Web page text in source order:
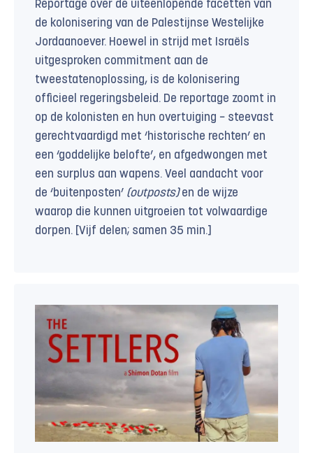
Reportage over de uiteenlopende facetten van
de kolonisering van de Palestijnse Westelijke
Jordaanoever. Hoewel in strijd met Israëls
uitgesproken commitment aan de
tweestatenoplossing, is de kolonisering
officieel regeringsbeleid. De reportage zoomt in
op de kolonisten en hun overtuiging − steevast
gerechtvaardigd met ‘historische rechten’ en
een ‘goddelijke belofte’, en afgedwongen met
een surplus aan wapens. Veel aandacht voor
de ‘buitenposten’ (outposts)en de wijze
waarop die kunnen uitgroeien tot volwaardige
dorpen. [Vijf delen; samen 35 min.]